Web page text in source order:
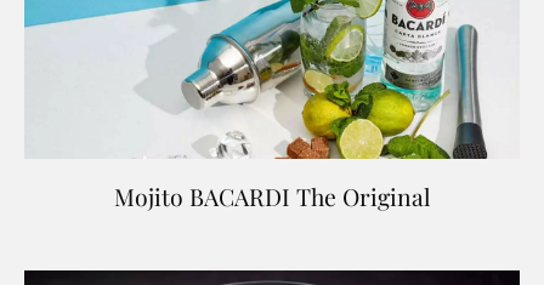
Mojito BACARDI The Original